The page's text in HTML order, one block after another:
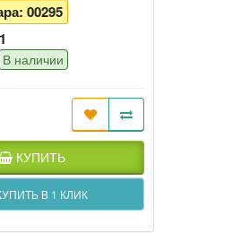
00295
В наличии
КУПИТЬ
В 1 КЛИК